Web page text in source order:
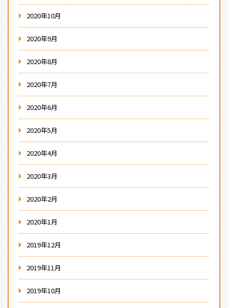
2020年10月
2020年9月
2020年8月
2020年7月
2020年6月
2020年5月
2020年4月
2020年3月
2020年2月
2020年1月
2019年12月
2019年11月
2019年10月